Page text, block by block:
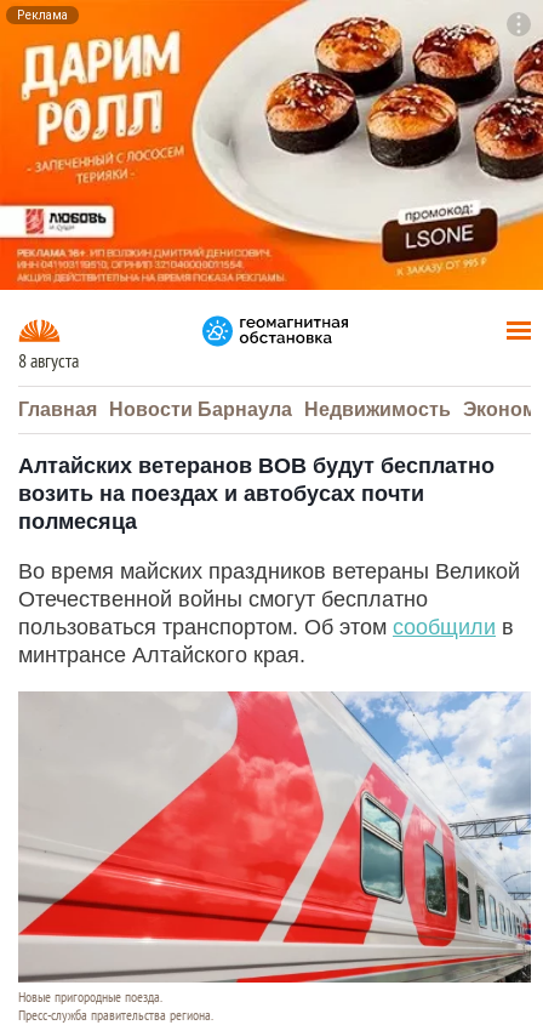
Реклама
8 августа
Главная Новости Барнаула Недвижимость
Алтайских ветеранов ВОВ будут бесплатно
возить на поездах и автобусах почти
полмесяца
Во время майских праздников ветераны Великой
Отечественной войны смогут бесплатно
пользоваться транспортом. Об этом сообщили в
минтрансе Алтайского края.
Новые пригородные поезда.
Пресс-служба правительства региона.